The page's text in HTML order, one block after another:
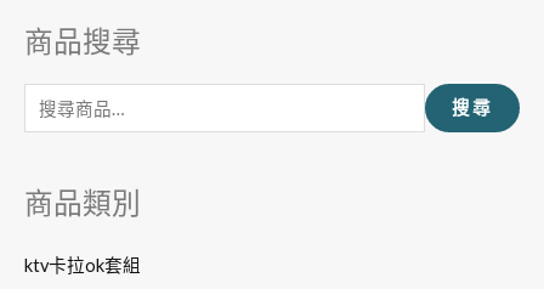
商品搜尋
搜
關
:
搜尋
商品類別
ktv卡拉ok套組